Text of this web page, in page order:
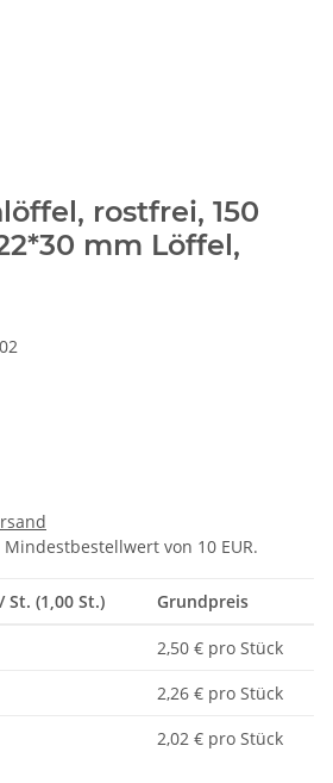
rostfrei, 150
mm Löffel,
von 10 EUR.
(1,00 St.) Grundpreis
2,50 € pro Stück
2,26 € pro Stück
2,02 € pro Stück